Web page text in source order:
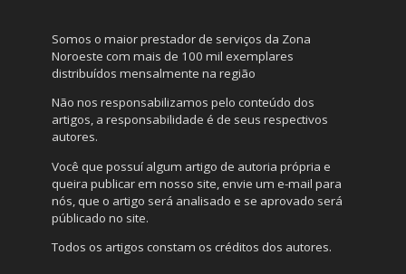
Somos o maior prestador de serviços da Zona
Noroeste com mais de 100 mil exemplares
distribuídos mensalmente na região
Não nos responsabilizamos pelo conteúdo dos
artigos, a responsabilidade é de seus respectivos
autores.
Você que possuí algum artigo de autoria própria e
queira publicar em nosso site, envie um e-mail para
nós, que o artigo será analisado e se aprovado será
públicado no site.
Todos os artigos constam os créditos dos autores.